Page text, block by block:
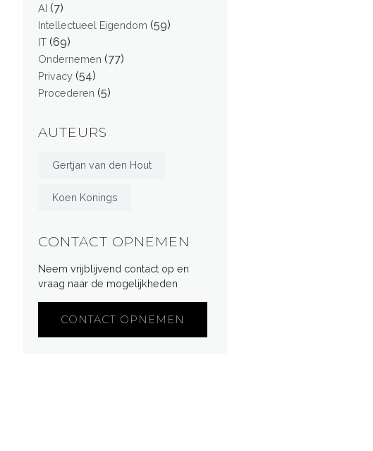
AI (7)
Intellectueel Eigendom (59)
IT (69)
Ondernemen (77)
Privacy (54)
Procederen (5)
AUTEURS
Gertjan van den Hout
Koen Konings
CONTACT OPNEMEN
Neem vrijblijvend contact op en
vraag naar de mogelijkheden
CONTACT OPNEMEN